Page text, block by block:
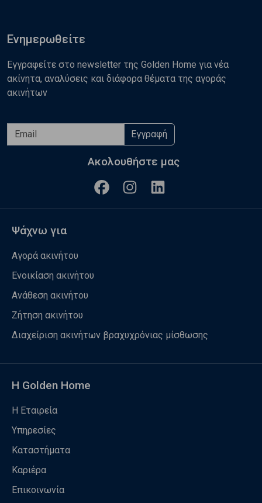
Ενημερωθείτε
Εγγραφείτε στο newsletter της Golden Home για νέα
ακίνητα, αναλύσεις και διάφορα θέματα της αγοράς
ακινήτων
Εγγραφή
Ακολουθήστε μας
Ψάχνω για
Αγορά ακινήτου
Ενοικίαση ακινήτου
Ανάθεση ακινήτου
Ζήτηση ακινήτου
Διαχείριση ακινήτων βραχυχρόνιας μίσθωσης
Η Golden Home
Η Εταιρεία
Υπηρεσίες
Καταστήματα
Καριέρα
Επικοινωνία